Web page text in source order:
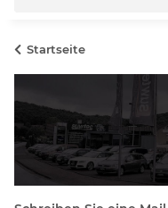
Startseite